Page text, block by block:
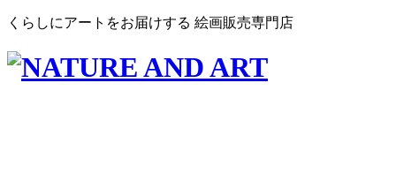
くらしにアートをお届けする 絵画販売専門店